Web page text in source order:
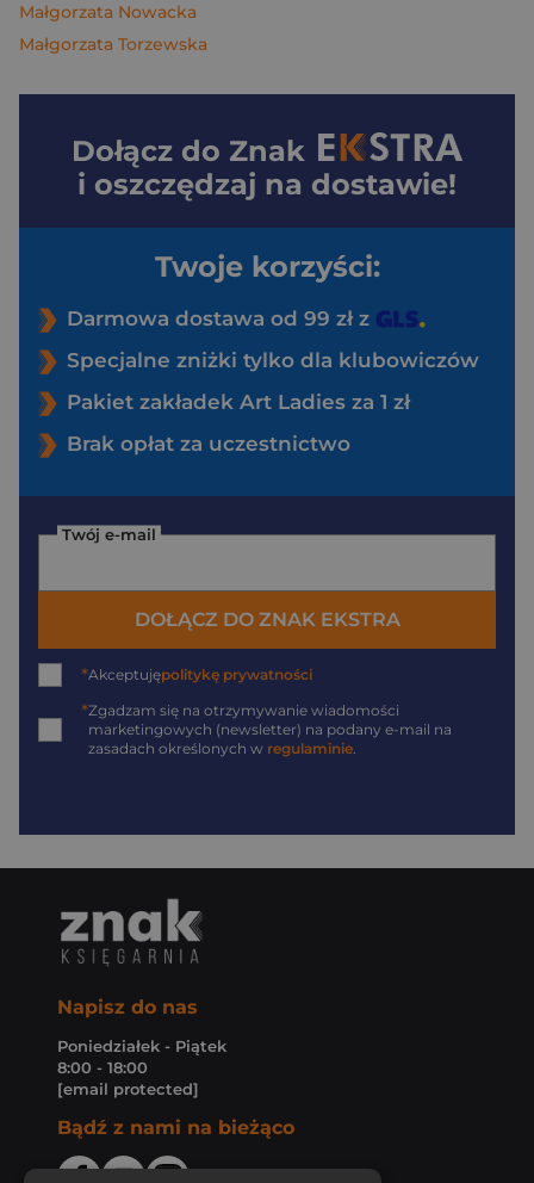
Małgorzata Nowacka
Małgorzata Torzewska
Dołącz do Znak
i oszczędzaj na dostawie!
Twoje korzyści:
Darmowa dostawa od 99 zł z
Specjalne zniżki tylko dla klubowiczów
Pakiet zakładek Art Ladies za 1 zł
Brak opłat za uczestnictwo
Twój e-mail
DOŁĄCZ DO ZNAK EKSTRA
*Akceptujępolitykę prywatności
*Zgadzam się na otrzymywanie wiadomości
marketingowych (newsletter) na podany e-mail na
zasadach określonych w regulaminie.
Napisz do nas
Poniedziałek - Piątek
8:00 - 18:00
[email protected]
Bądź z nami na bieżąco